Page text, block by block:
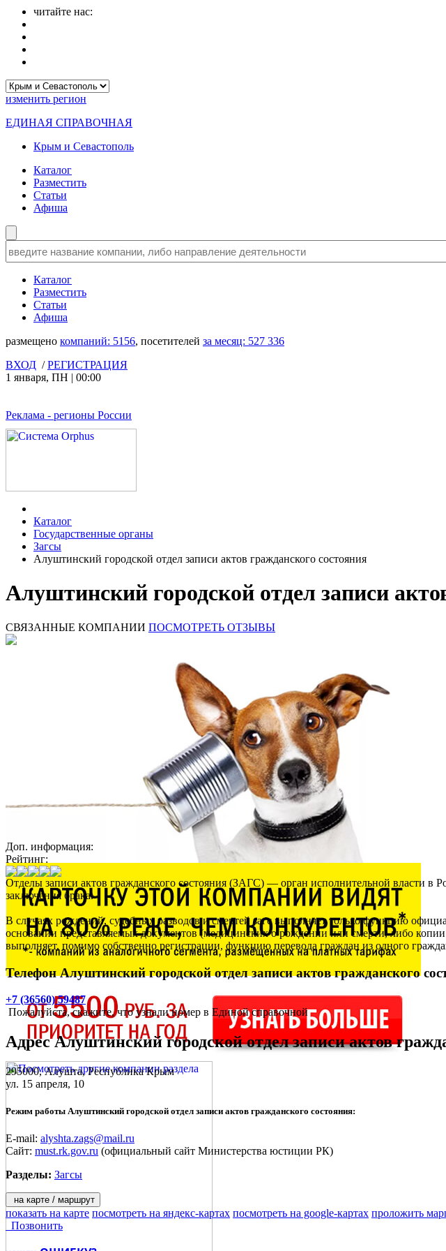
читайте нас:
изменить регион
ЕДИНАЯ СПРАВОЧНАЯ
Крым и Севастополь
Каталог
Разместить
Статьи
Афиша
Каталог
Разместить
Статьи
Афиша
размещено компаний: 5156, посетителей за месяц: 527 336
ВХОД /РЕГИСТРАЦИЯ
1 января, ПН | 00:00
Реклама - регионы России
Каталог
Государственные органы
Загсы
Алуштинский городской отдел записи актов гражданского состояния
Алуштинский городской отдел записи
СВЯЗАННЫЕ КОМПАНИИ ПОСМОТРЕТЬ ОТЗЫВЫ
Доп. информация:
Рейтинг:
Отделы записи актов гражданского состояния (ЗАГС) — орган исполнительной власти в
заключения брака.
В случаях рождений, судебных разводов и смертей загс выполняет только функцию
основании представляемых документов (медицинских о рождении или смерти, либо
выполняет, помимо собственно регистрации, функцию перевода граждан из одного
Телефон Алуштинский городской отдел записи актов гражданского
+7 (36560) 59487
Пожалуйста, скажите, что узнали номер в Единой справочной
АдресАлуштинский городской отдел записи актов
295000,Алушта, Республика Крым
ул. 15 апреля, 10
Режим работы Алуштинский городской отдел записи актов гражданского состояния:
E-mail: alyshta.zags@mail.ru
Сайт: must.rk.gov.ru (официальный сайт Министерства юстиции РК)
Разделы: Загсы
на карте / маршрут
показать на карте посмотреть на яндекс-картах посмотреть на google-картах проложить
Позвонить